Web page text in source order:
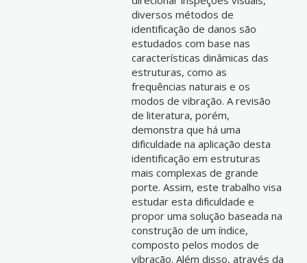
diversos métodos de
identificação de danos são
estudados com base nas
características dinâmicas das
estruturas, como as
frequências naturais e os
modos de vibração. A revisão
de literatura, porém,
demonstra que há uma
dificuldade na aplicação desta
identificação em estruturas
mais complexas de grande
porte. Assim, este trabalho visa
estudar esta dificuldade e
propor uma solução baseada na
construção de um índice,
composto pelos modos de
vibração. Além disso, através da